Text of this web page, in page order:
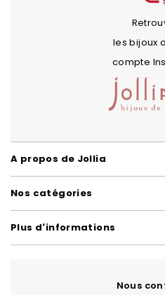
les bijoux
compte
A propos de Jollia
Nos catégories
Plus d'informations
Nous